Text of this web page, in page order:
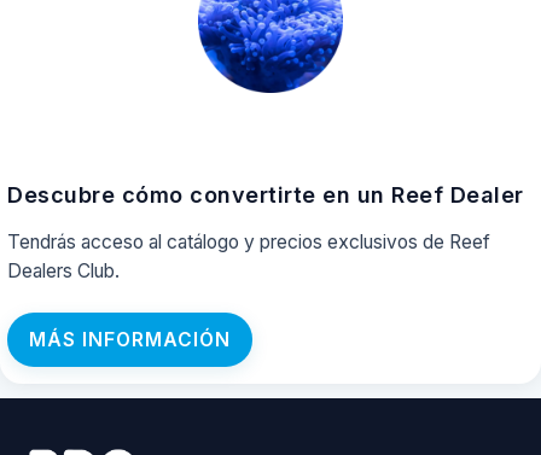
Descubre cómo convertirte en un Reef Dealer
Tendrás acceso al catálogo y precios exclusivos de Reef
Dealers Club.
MÁS INFORMACIÓN